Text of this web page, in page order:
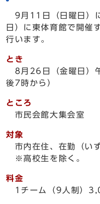
9月11日（日曜日）
日）に東体育館で開催
行います。
とき
8月26日（金曜日）
後7時から）
ところ
市民会館大集会室
対象
市内在住、在勤（い
※高校生を除く。
料金
1チーム（9人制）